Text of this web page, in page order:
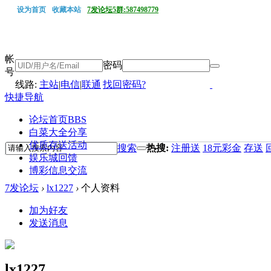
设为首页 收藏本站 7发论坛5群:587498779
帐
号
密码
线路: 主站|电信|联通 找回密码?
快捷导航
论坛首页BBS
白菜大全分享
优质存送活动
娱乐城回馈
博彩信息交流
搜索 热搜: 注册送 18元彩金 存送
7发论坛 › lx1227 › 个人资料
加为好友
发送消息